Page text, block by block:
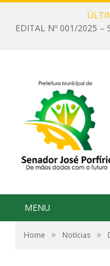
MENU
Home » Notícias »